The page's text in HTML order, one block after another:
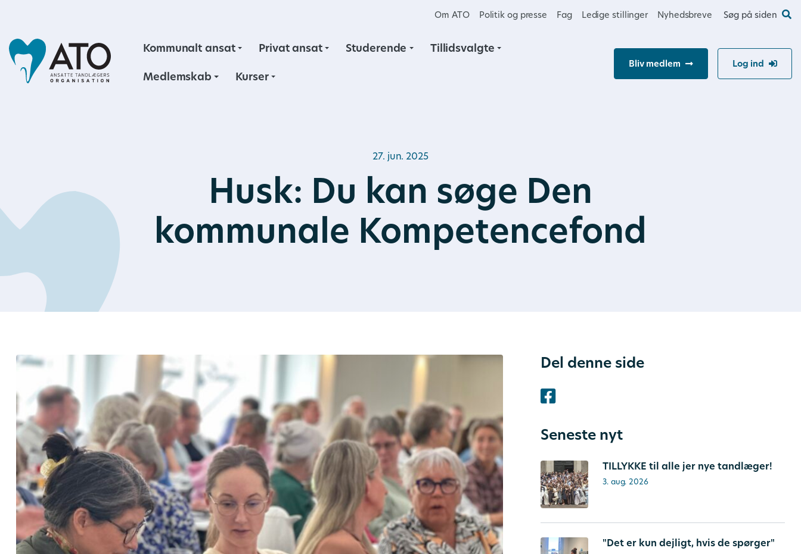
Om ATO Politik og presse Fag Ledige stillinger Nyhedsbreve Søg på siden
Kommunalt ansat Privat ansat Studerende Tillidsvalgte
Medlemskab Kurser
Bliv medlem Log ind
27. jun. 2025
Husk: Du kan søge Den
kommunale Kompetencefond
Del denne side
Seneste nyt
TILLYKKE til alle jer nye tandlæger!
3. aug. 2026
"Det er kun dejligt, hvis de spørger"